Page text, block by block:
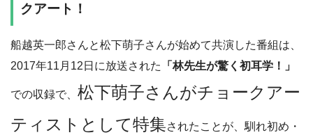
クアート！
船越英一郎さんと松下萌子さんが始めて共演した番組は、
2017年11月12日に放送された
「林先生が驚く初耳学！」
での収録で、 松下萌子さんがチョークアー
ティストとして特集されたことが、馴れ初め・